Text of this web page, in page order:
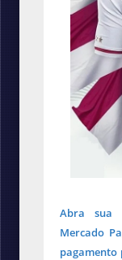
Abra sua
Mercado
pagamento